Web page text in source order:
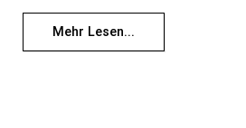
Mehr Lesen...